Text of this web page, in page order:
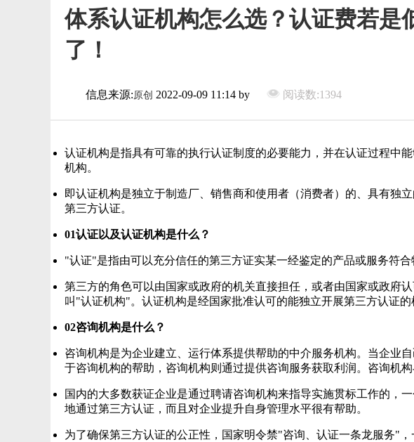
体系认证机构怎么选？认证费若是
了！
信息来源:原创 2022-09-09 11:14 by 阅读数:1394
认证机构是指具有可靠的执行认证制度的必要能力，并在认证过程中
机构。
即认证机构是独立于制造厂、销售商和使用者（消费者）的、具有独
第三方认证。
01认证以及认证机构是什么？
"认证"是指由可以充分信任的第三方证实某一经鉴定的产品或服务符合
第三方的角色可以由国家或政府的机关直接担任，或者由国家或政府
叫"认证机构"。认证机构是经国家批准认可的能独立开展第三方认证的
02咨询机构是什么？
咨询机构是为企业建立、运行体系提供帮助的中介服务机构。当企业
于咨询机构的帮助，咨询机构则通过提供咨询服务获取利润。咨询机
国内的大多数获证企业是通过聘请咨询机构来指导实施贯标工作的，
地通过第三方认证，而且对企业提升自身管理水平很有帮助。
为了确保第三方认证的公正性，国家明令禁"咨询、认证一条龙服务"